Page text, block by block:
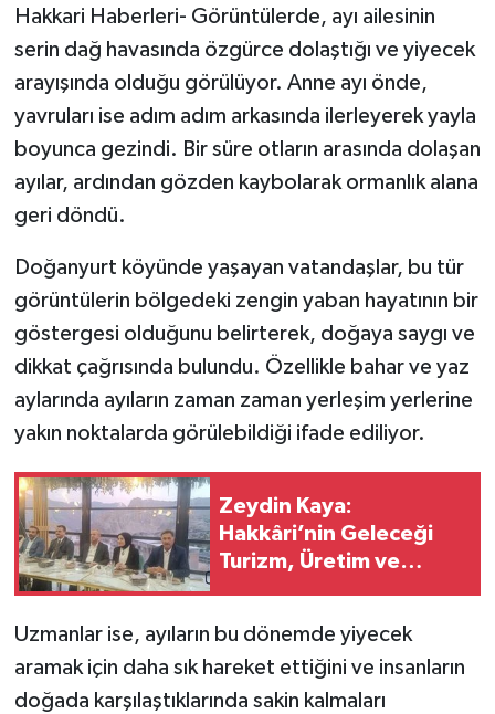
Hakkari Haberleri- Görüntülerde, ayı ailesinin
serin dağ havasında özgürce dolaştığı ve yiyecek
arayışında olduğu görülüyor. Anne ayı önde,
yavruları ise adım adım arkasında ilerleyerek yayla
boyunca gezindi. Bir süre otların arasında dolaşan
ayılar, ardından gözden kaybolarak ormanlık alana
geri döndü.
Doğanyurt köyünde yaşayan vatandaşlar, bu tür
görüntülerin bölgedeki zengin yaban hayatının bir
göstergesi olduğunu belirterek, doğaya saygı ve
dikkat çağrısında bulundu. Özellikle bahar ve yaz
aylarında ayıların zaman zaman yerleşim yerlerine
yakın noktalarda görülebildiği ifade ediliyor.
Zeydin Kaya:
Hakkâri’nin Geleceği
Turizm, Üretim ve
Uzmanlar ise, ayıların bu dönemde yiyecek
aramak için daha sık hareket ettiğini ve insanların
doğada karşılaştıklarında sakin kalmaları
REKLAM
SAĞLIK
SİYASET
SPOR
TEKNOLOJİ
YAŞAM